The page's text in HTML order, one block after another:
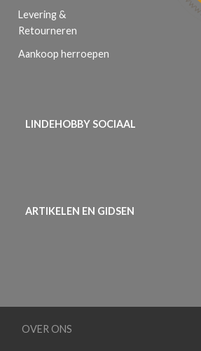
Levering &
Retourneren
Aankoop herroepen
LINDEHOBBY SOCIAAL
ARTIKELEN EN GIDSEN
OVER ONS